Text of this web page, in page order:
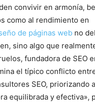
convivir en armonía,
como al rendimiento en
de páginas web no
sino algo que
fundadora de SEO
el típico conflicto
SEO, priorizando
equilibrada y efectiva»,